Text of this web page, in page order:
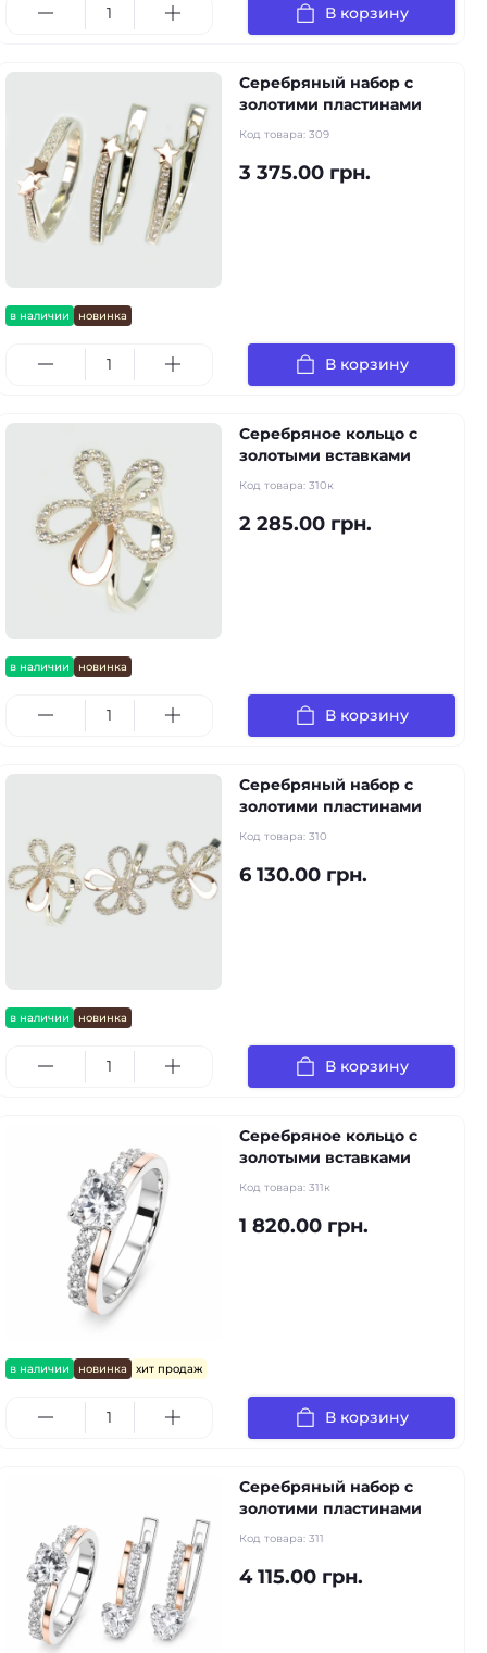
В корзину
в наличии новинка
Серебряный набор с
золотими пластинами
Код товара: 309
3 375.00 грн.
В корзину
в наличии новинка
Серебряное кольцо с
золотыми вставками
Код товара: 310к
2 285.00 грн.
В корзину
в наличии новинка
Серебряный набор с
золотими пластинами
Код товара: 310
6 130.00 грн.
В корзину
в наличии новинка хит продаж
Серебряное кольцо с
золотыми вставками
Код товара: 311к
1 820.00 грн.
В корзину
Серебряный набор с
золотими пластинами
Код товара: 311
4 115.00 грн.